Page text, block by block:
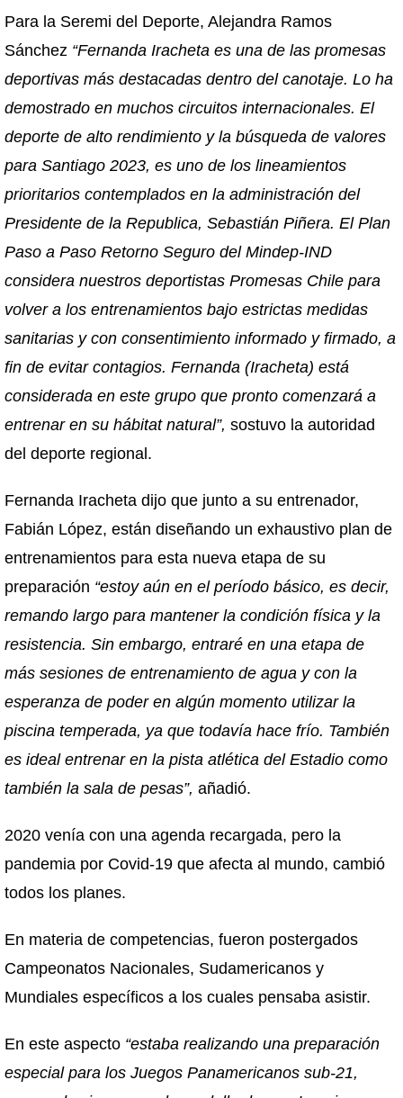
Para la Seremi del Deporte, Alejandra Ramos
Sánchez “Fernanda Iracheta es una de las promesas
deportivas más destacadas dentro del canotaje. Lo ha
demostrado en muchos circuitos internacionales. El
deporte de alto rendimiento y la búsqueda de valores
para Santiago 2023, es uno de los lineamientos
prioritarios contemplados en la administración del
Presidente de la Republica, Sebastián Piñera. El Plan
Paso a Paso Retorno Seguro del Mindep-IND
considera nuestros deportistas Promesas Chile para
volver a los entrenamientos bajo estrictas medidas
sanitarias y con consentimiento informado y firmado, a
fin de evitar contagios. Fernanda (Iracheta) está
considerada en este grupo que pronto comenzará a
entrenar en su hábitat natural”, sostuvo la autoridad
del deporte regional.
Fernanda Iracheta dijo que junto a su entrenador,
Fabián López, están diseñando un exhaustivo plan de
entrenamientos para esta nueva etapa de su
preparación “estoy aún en el período básico, es decir,
remando largo para mantener la condición física y la
resistencia. Sin embargo, entraré en una etapa de
más sesiones de entrenamiento de agua y con la
esperanza de poder en algún momento utilizar la
piscina temperada, ya que todavía hace frío. También
es ideal entrenar en la pista atlética del Estadio como
también la sala de pesas”, añadió.
2020 venía con una agenda recargada, pero la
pandemia por Covid-19 que afecta al mundo, cambió
todos los planes.
En materia de competencias, fueron postergados
Campeonatos Nacionales, Sudamericanos y
Mundiales específicos a los cuales pensaba asistir.
En este aspecto “estaba realizando una preparación
especial para los Juegos Panamericanos sub-21,